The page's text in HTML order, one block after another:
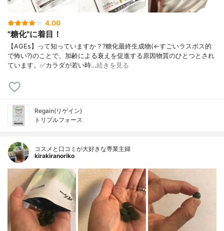
4.00
"糖化"に着目！
【AGEs】って知っていますか？?糖化最終生成物(←すごいラスボス的
で怖い?)のことで、加齢による衰えを促進する原因物質のひとつとされ
ています。✅カラダが若い時…続きを見る
Regain(リゲイン)
トリプルフォース
コスメと口コミが大好きな専業主婦
kirakiranoriko